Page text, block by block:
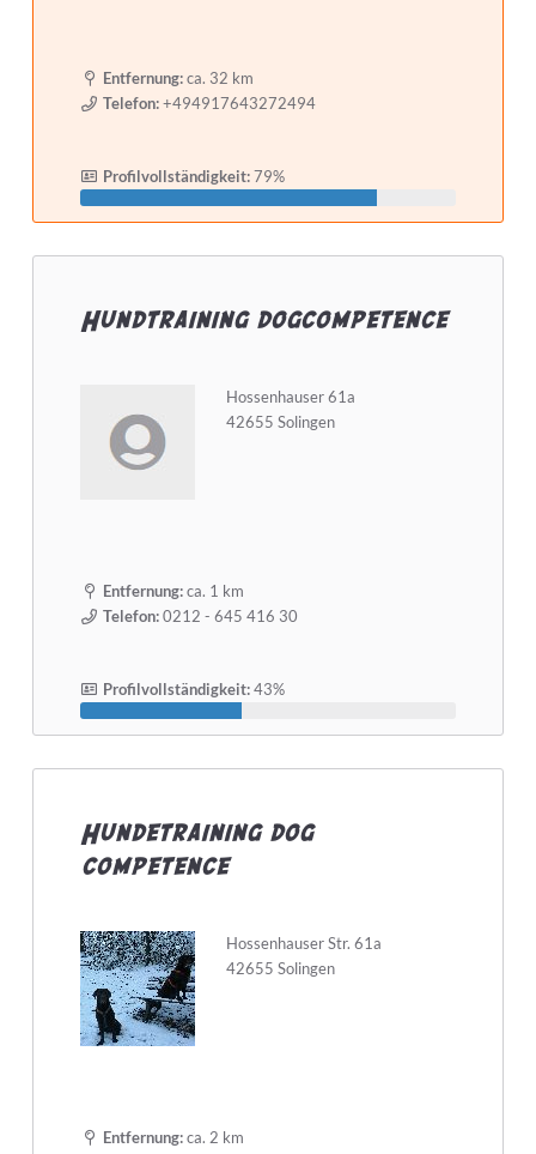
Entfernung:ca. 32 km
Telefon:+494917643272494
Profilvollständigkeit:79%
Hundtraining dogcompetence
Hossenhauser 61a
42655 Solingen
Entfernung:ca. 1 km
Telefon:0212 - 645 416 30
Profilvollständigkeit:43%
Hundetraining dog
competence
Hossenhauser Str. 61a
42655 Solingen
Entfernung:ca. 2 km